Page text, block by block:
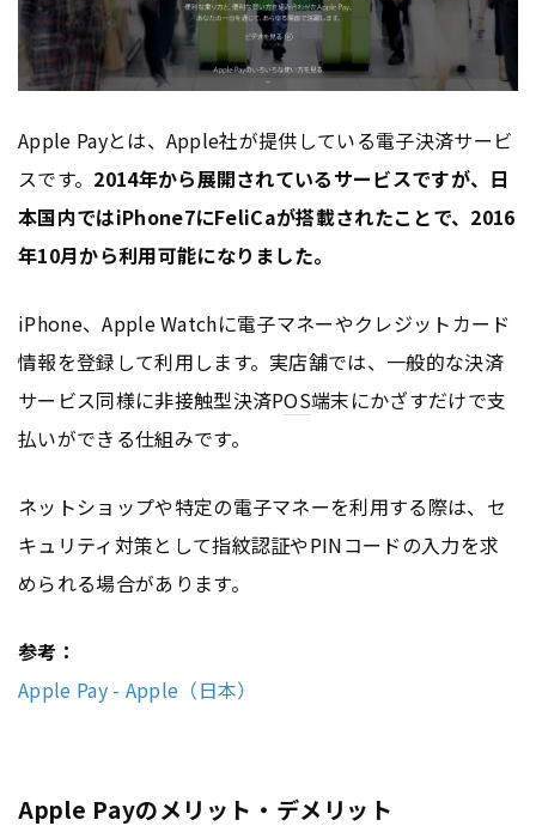
Apple Payとは、Apple社が提供している電子決済サービ
スです。 2014年から展開されているサービスですが、日
本国内ではiPhone7にFeliCaが搭載されたことで、2016
年10月から利用可能になりました。
iPhone、Apple Watchに電子マネーやクレジットカード
情報を登録して利用します。実店舗では、一般的な決済
サービス同様に非接触型決済POS端末にかざすだけで支
払いができる仕組みです。
ネットショップや特定の電子マネーを利用する際は、セ
キュリティ対策として指紋認証やPINコードの入力を求
められる場合があります。
参考：
Apple Pay - Apple（日本）
Apple Payのメリット・デメリット